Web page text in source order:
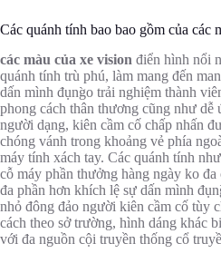
Các quánh tính bao bao gồm của các
các màu của xe vision điển hình nổi
quánh tính trù phú, làm mang đến
dấn mình đụng̀o trải nghiệm thành
phong cách thân thương cũng như dễ
người dạng, kiên cầm cố chấp nhấn
chóng vánh trong khoảng vẻ phía
máy tính xách tay. Các quánh tính
cỗ máy phần thưởng hàng ngày ko
đa phần hơn khích lệ sự dấn mình
nhỏ đông đảo người kiên cầm cố tùy
cách theo sở trường, hình dáng khác
với đa nguồn cội truyền thống cổ